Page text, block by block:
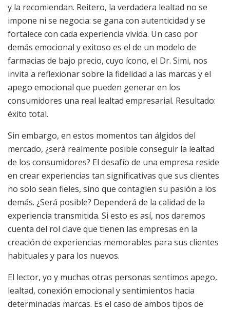
y la recomiendan. Reitero, la verdadera lealtad no se
impone ni se negocia: se gana con autenticidad y se
fortalece con cada experiencia vivida. Un caso por
demás emocional y exitoso es el de un modelo de
farmacias de bajo precio, cuyo ícono, el Dr. Simi, nos
invita a reflexionar sobre la fidelidad a las marcas y el
apego emocional que pueden generar en los
consumidores una real lealtad empresarial. Resultado:
éxito total.
Sin embargo, en estos momentos tan álgidos del
mercado, ¿será realmente posible conseguir la lealtad
de los consumidores? El desafío de una empresa reside
en crear experiencias tan significativas que sus clientes
no solo sean fieles, sino que contagien su pasión a los
demás. ¿Será posible? Dependerá de la calidad de la
experiencia transmitida. Si esto es así, nos daremos
cuenta del rol clave que tienen las empresas en la
creación de experiencias memorables para sus clientes
habituales y para los nuevos.
El lector, yo y muchas otras personas sentimos apego,
lealtad, conexión emocional y sentimientos hacia
determinadas marcas. Es el caso de ambos tipos de